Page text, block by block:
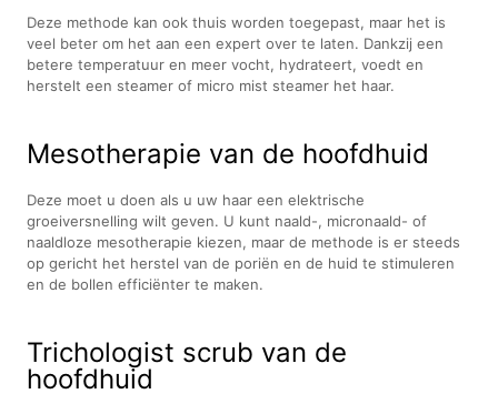
Deze methode kan ook thuis worden toegepast, maar het is
veel beter om het aan een expert over te laten. Dankzij een
betere temperatuur en meer vocht, hydrateert, voedt en
herstelt een steamer of micro mist steamer het haar.
Mesotherapie van de hoofdhuid
Deze moet u doen als u uw haar een elektrische
groeiversnelling wilt geven. U kunt naald-, micronaald- of
naaldloze mesotherapie kiezen, maar de methode is er steeds
op gericht het herstel van de poriën en de huid te stimuleren
en de bollen efficiënter te maken.
Trichologist scrub van de
hoofdhuid